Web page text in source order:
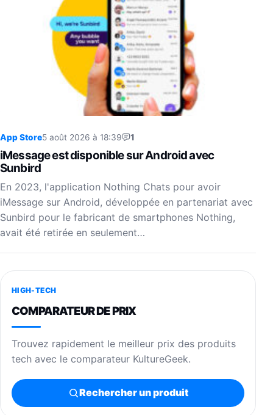
App Store5 août 2026 à 18:39 1
iMessage est disponible sur Android avec
Sunbird
En 2023, l'application Nothing Chats pour avoir
iMessage sur Android, développée en partenariat avec
Sunbird pour le fabricant de smartphones Nothing,
avait été retirée en seulement…
HIGH-TECH
COMPARATEUR DE PRIX
Trouvez rapidement le meilleur prix des produits
tech avec le comparateur KultureGeek.
Rechercher un produit